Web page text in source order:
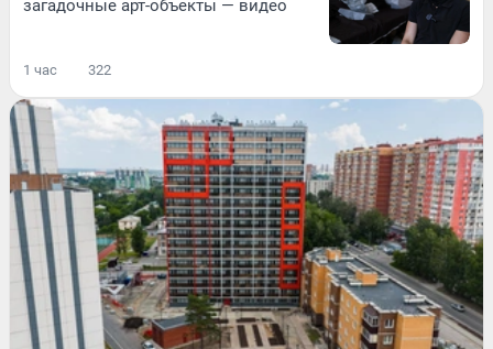
загадочные арт-объекты — видео
1 час 322